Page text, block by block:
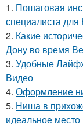
1. Пошаговая
специалиста
2. Какие
Дону во время
3. Удобные
Видео
4. Оформление
5. Ниша в
идеальное место